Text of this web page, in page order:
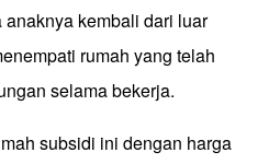
kembali dari luar
rumah yang telah
selama bekerja.
subsidi ini dengan harga